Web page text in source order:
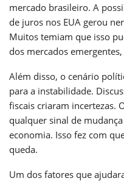
mercado brasileiro. A
de juros nos EUA gerou
Muitos temiam que isso
dos mercados
Além disso, o cenário
para a instabilidade.
fiscais criaram incertezas.
qualquer sinal de
economia. Isso fez com
queda.
Um dos fatores que